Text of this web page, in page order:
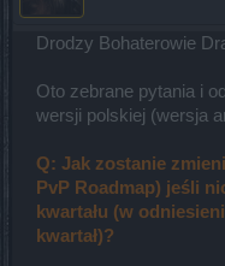
Drodzy Bohaterowie
Oto zebrane pytania i
wersji polskiej (wersja
Q: Jak zostanie
PvP Roadmap) jeśli
kwartału (w
kwartał)?